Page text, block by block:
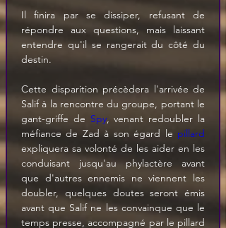
Il finira par se dissiper, refusant de
répondre aux questions, mais laissant
entendre qu'il se rangerait du côté du
destin.
Cette disparition précèdera l'arrivée de
Salif à la rencontre du groupe, portant le
gant-griffe de Spy, venant redoubler la
méfiance de Zad à son égard le pillard
expliquera sa volonté de les aider en les
conduisant jusqu'au phylactère avant
que d'autres ennemis ne viennent les
doubler, quelques doutes seront émis
avant que Salif ne les convainque que le
temps presse, accompagné par le pillard